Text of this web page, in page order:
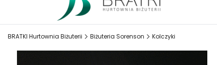
BRATKI Hurtownia Biżuterii Biżuteria Sorenson Kolczyki